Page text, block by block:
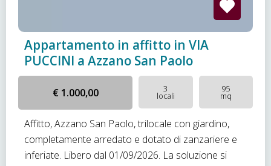
Appartamento in affitto in VIA
PUCCINI a Azzano San Paolo
€ 1.000,00 3
locali
95
mq
Affitto, Azzano San Paolo, trilocale con giardino,
completamente arredato e dotato di zanzariere e
inferiate. Libero dal 01/09/2026. La soluzione si